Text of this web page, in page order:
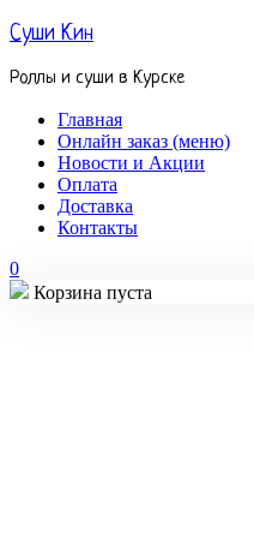
Суши Кин
Роллы и суши в Курске
Главная
Онлайн заказ (меню)
Новости и Акции
Оплата
Доставка
Контакты
0
Корзина пуста